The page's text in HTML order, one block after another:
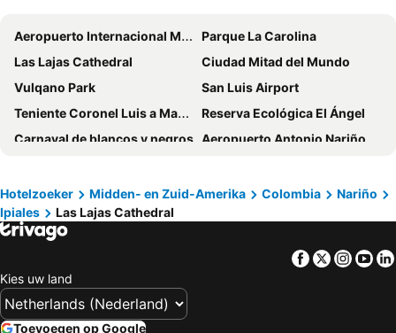
Aeropuerto Internacional Mariscal Sucre
Parque La Carolina
Las Lajas Cathedral
Ciudad Mitad del Mundo
Vulqano Park
San Luis Airport
Teniente Coronel Luis a Mantilla International Airport
Reserva Ecológica El Ángel
Carnaval de blancos y negros Aeropuerto Antonio Nariño
Laguna de Cuicocha
Lago Agrio Airport
La Ronda
Teleférico
Museo Camilo Egas
Parque Arqueológico de San Agustín
Hotelzoeker Midden- en Zuid-Amerika Colombia
Nariño
Ipiales
Las Lajas Cathedral
Facebook
Twitter
Kies uw land
Toevoegen op Google